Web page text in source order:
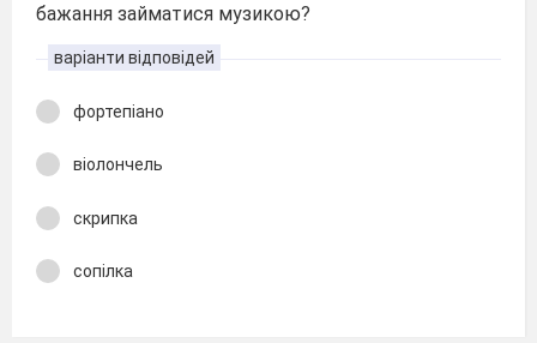
бажання займатися музикою?
варіанти відповідей
фортепіано
віолончель
скрипка
сопілка